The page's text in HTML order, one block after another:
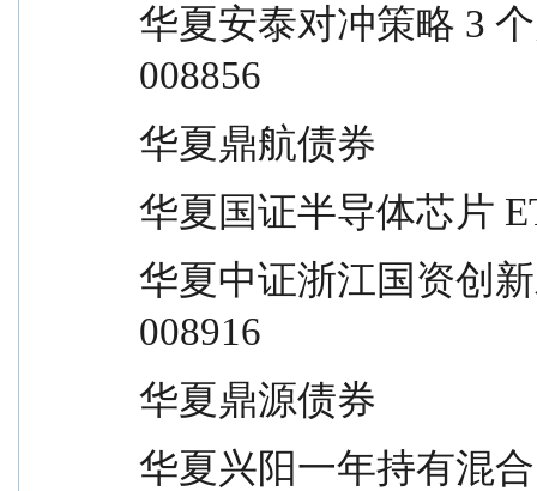
华夏安泰对冲策略 3
008856
华夏鼎航债券
华夏国证半导体芯片
华夏中证浙江国资创
008916
华夏鼎源债券
华夏兴阳一年持有混合